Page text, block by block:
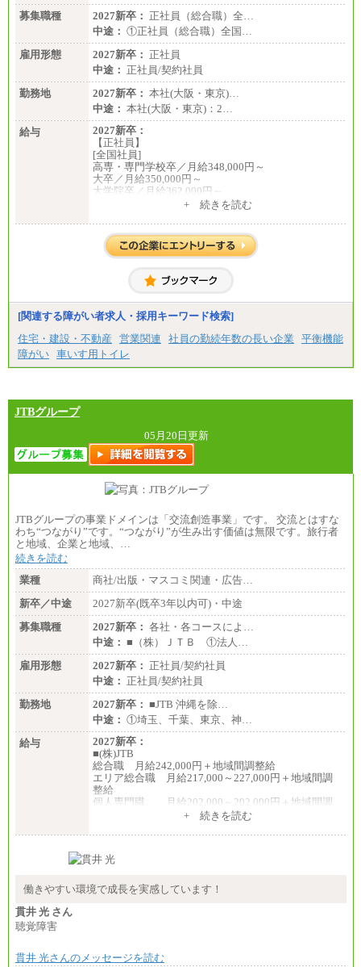
募集職種
2027新卒： 正社員（総合職）全…
中途： ①正社員（総合職）全国…
雇用形態
2027新卒： 正社員
中途： 正社員/契約社員
勤務地
2027新卒： 本社(大阪・東京)…
中途： 本社(大阪・東京)：2…
給与
2027新卒：
【正社員】
[全国社員]
高専・専門学校卒／月給348,000円～
大卒／月給350,000円～
大学院卒／月給362,000円～
[地域社員]月給295,000円～
【正社員】
[全国社員]月給348,000円～
[地域社員]月給295,000円～
【契約社員】月給200,000円～
+ 続きを読む
[関連する障がい者求人・採用キーワード検索]
住宅・建設・不動産
営業関連 社員の勤続年数の長い企業
平衡機能
障がい 車いす用トイレ
JTBグループ
05月20日更新
JTBグループの事業ドメインは「交流創造事業」です。 交流とはすな
わち“つながり”です。“つながり”が生み出す価値は無限です。旅行者
と地域、企業と地域、…
続きを読む
業種
商社/出版・マスコミ関連・広告…
新卒／中途
2027新卒(既卒3年以内可)・中途
募集職種
2027新卒： 各社・各コースによ…
中途： ■（株）ＪＴＢ ①法人…
雇用形態
2027新卒： 正社員/契約社員
中途： 正社員/契約社員
勤務地
2027新卒： ■JTB 沖縄を除…
中途： ①埼玉、千葉、東京、神…
給与
2027新卒：
■(株)JTB
総合職 月給242,000円＋地域間調整給
エリア総合職 月給217,000～227,000円＋地域間調
整給
個人専門職 月給202,000～202,000円＋地域間調
総合職 月給208,000～235,000円
※詳細はJTBキャリアサイトよりご確認ください。
総合職 月給220,000～230,000円＋地域間調整給
+ 続きを読む
働きやすい環境で成長を実感しています！
貫井 光 さん
聴覚障害
貫井 光さんのメッセージを読む